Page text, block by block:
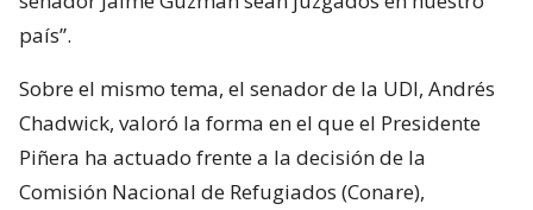
país”.
Sobre el mismo tema, el senador de la UDI, Andrés
Chadwick, valoró la forma en el que el Presidente
Piñera ha actuado frente a la decisión de la
Comisión Nacional de Refugiados (Conare),